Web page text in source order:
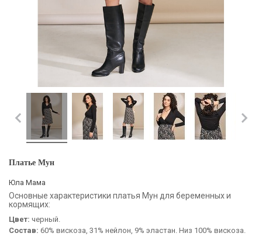
Платье Мун
Юла Мама
Основные характеристики платья Мун для беременных и
кормящих:
Цвет: черный.
Состав: 60% вискоза, 31% нейлон, 9% эластан. Низ 100% вискоза.